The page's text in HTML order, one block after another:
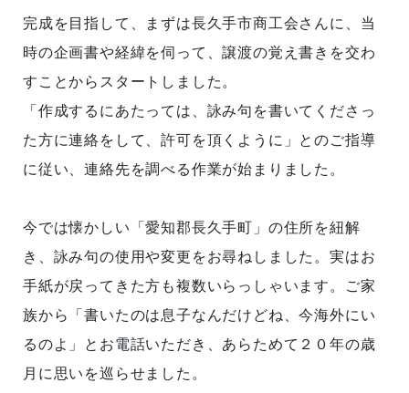
完成を目指して、まずは長久手市商工会さんに、当
時の企画書や経緯を伺って、譲渡の覚え書きを交わ
すことからスタートしました。
「作成するにあたっては、詠み句を書いてくださっ
た方に連絡をして、許可を頂くように」とのご指導
に従い、連絡先を調べる作業が始まりました。
今では懐かしい「愛知郡長久手町」の住所を紐解
き、詠み句の使用や変更をお尋ねしました。実はお
手紙が戻ってきた方も複数いらっしゃいます。ご家
族から「書いたのは息子なんだけどね、今海外にい
るのよ」とお電話いただき、あらためて２０年の歳
月に思いを巡らせました。